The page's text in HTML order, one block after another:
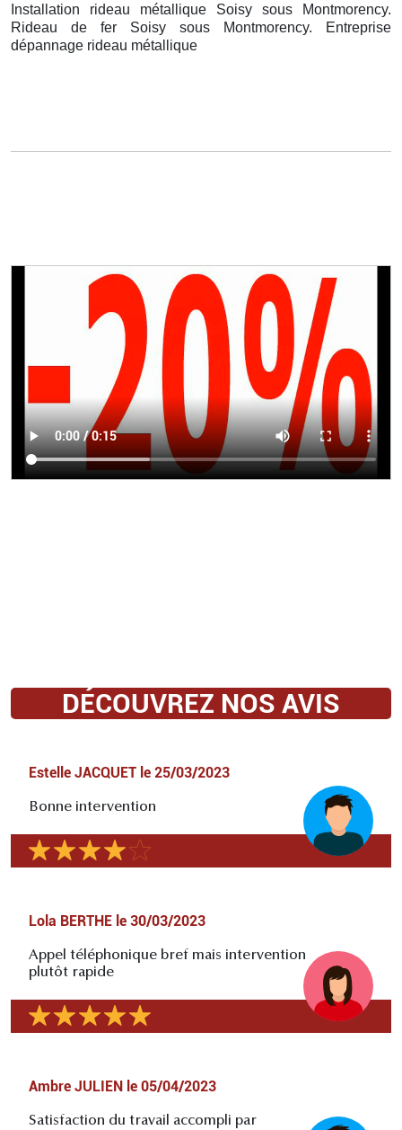
Installation rideau métallique Soisy sous Montmorency.
Rideau de fer Soisy sous Montmorency. Entreprise
dépannage rideau métallique
DÉCOUVREZ NOS AVIS
Estelle JACQUET le 25/03/2023
Bonne intervention
Lola BERTHE le 30/03/2023
Appel téléphonique bref mais intervention
plutôt rapide
Ambre JULIEN le 05/04/2023
Satisfaction du travail accompli par